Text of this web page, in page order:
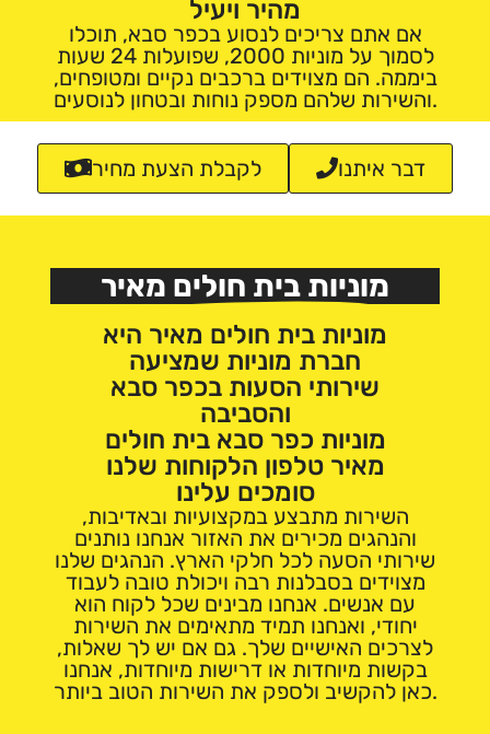
מהיר ויעיל
אם אתם צריכים לנסוע בכפר סבא, תוכלו
לסמוך על מוניות 2000, שפועלות 24 שעות
ביממה. הם מצוידים ברכבים נקיים ומטופחים,
והשירות שלהם מספק נוחות ובטחון לנוסעים.
לקבלת הצעת מחיר דבר איתנו
מוניות בית חולים מאיר
מוניות בית חולים מאיר היא
חברת מוניות שמציעה
שירותי הסעות בכפר סבא
והסביבה
מוניות כפר סבא בית חולים
מאיר טלפון הלקוחות שלנו
סומכים עלינו
השירות מתבצע במקצועיות ובאדיבות,
והנהגים מכירים את האזור אנחנו נותנים
שירותי הסעה לכל חלקי הארץ. הנהגים שלנו
מצוידים בסבלנות רבה ויכולת טובה לעבוד
עם אנשים. אנחנו מבינים שכל לקוח הוא
יחודי, ואנחנו תמיד מתאימים את השירות
לצרכים האישיים שלך. גם אם יש לך שאלות,
בקשות מיוחדות או דרישות מיוחדות, אנחנו
כאן להקשיב ולספק את השירות הטוב ביותר.